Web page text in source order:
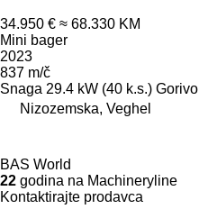
34.950 € ≈ 68.330 KM
Mini bager
2023
837 m/č
Snaga 29.4 kW (40 k.s.) Gorivo
Nizozemska, Veghel
BAS World
22 godina na Machineryline
Kontaktirajte prodavca